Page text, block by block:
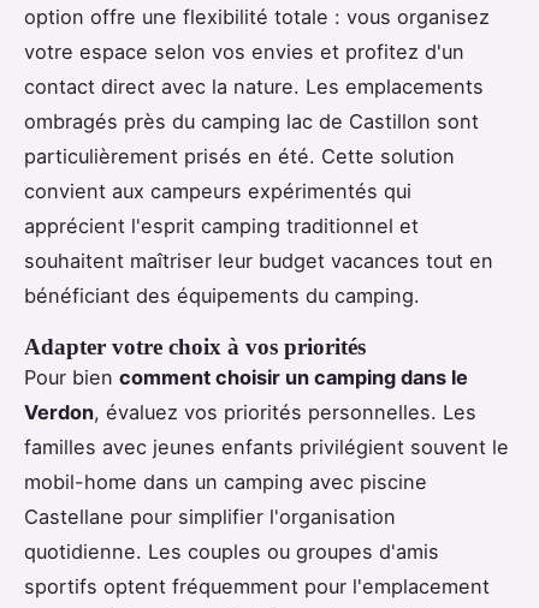
option offre une flexibilité totale : vous organisez
votre espace selon vos envies et profitez d'un
contact direct avec la nature. Les emplacements
ombragés près du camping lac de Castillon sont
particulièrement prisés en été. Cette solution
convient aux campeurs expérimentés qui
apprécient l'esprit camping traditionnel et
souhaitent maîtriser leur budget vacances tout en
bénéficiant des équipements du camping.
Adapter votre choix à vos priorités
Pour bien comment choisir un camping dans le
Verdon, évaluez vos priorités personnelles. Les
familles avec jeunes enfants privilégient souvent le
mobil-home dans un camping avec piscine
Castellane pour simplifier l'organisation
quotidienne. Les couples ou groupes d'amis
sportifs optent fréquemment pour l'emplacement